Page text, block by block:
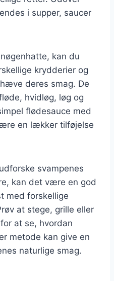
i supper, saucer
kan du
krydderier og
deres smag. De
hvidløg, løg og
flødesauce med
en lækker tilføjelse
svampenes
kan det være en god
med forskellige
at stege, grille eller
at se, hvordan
metode kan give en
naturlige smag.